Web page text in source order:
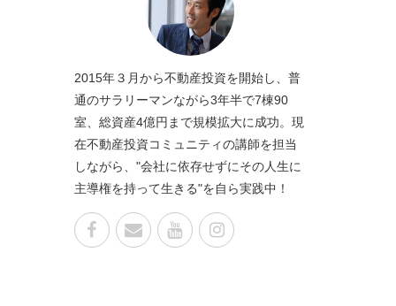
2015年３月から不動産投資を開始し、普
通のサラリーマンながら3年半で7棟90
室、総資産4億円まで規模拡大に成功。現
在不動産投資コミュニティの講師を担当
しながら、"会社に依存せずにその人生に
主導権を持って生きる"を自ら実践中！